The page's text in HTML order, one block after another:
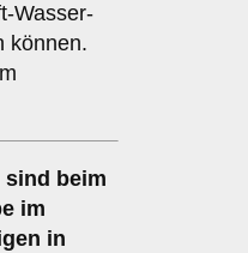
Wasser-
können.
sind beim
im
in